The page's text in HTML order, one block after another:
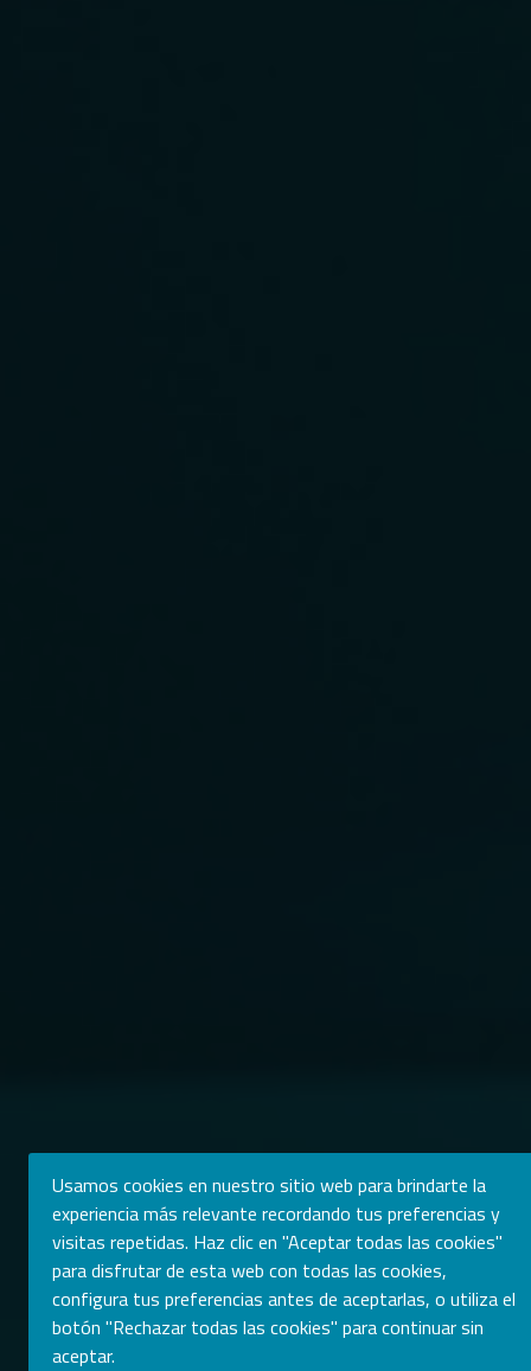
Usamos cookies en nuestro sitio web para brindarte la
experiencia más relevante recordando tus preferencias y
visitas repetidas. Haz clic en "Aceptar todas las cookies"
para disfrutar de esta web con todas las cookies,
configura tus preferencias antes de aceptarlas, o utiliza el
botón "Rechazar todas las cookies" para continuar sin
aceptar.